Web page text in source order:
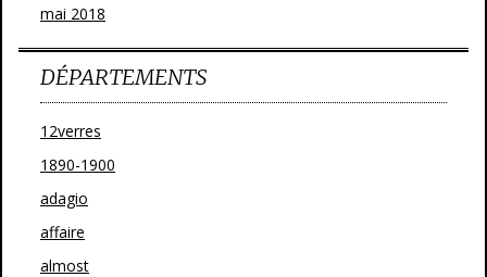
mai 2018
DÉPARTEMENTS
12verres
1890-1900
adagio
affaire
almost